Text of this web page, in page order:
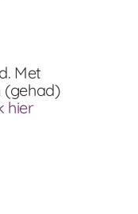
Met
(gehad)
hier